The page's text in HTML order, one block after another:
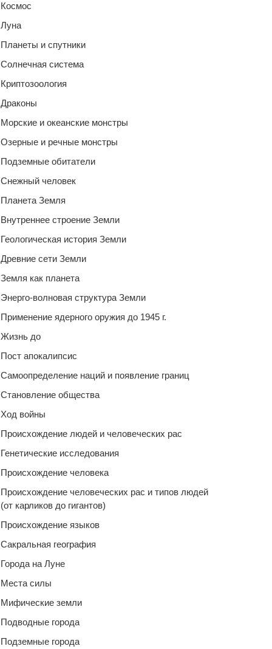
Космос
Луна
Планеты и спутники
Солнечная система
Криптозоология
Драконы
Морские и океанские монстры
Озерные и речные монстры
Подземные обитатели
Снежный человек
Планета Земля
Внутреннее строение Земли
Геологическая история Земли
Древние сети Земли
Земля как планета
Энерго-волновая структура Земли
Применение ядерного оружия до 1945 г.
Жизнь до
Пост апокалипсис
Самоопределение наций и появление границ
Становление общества
Ход войны
Происхождение людей и человеческих рас
Генетические исследования
Происхождение человека
Происхождение человеческих рас и типов людей
(от карликов до гигантов)
Происхождение языков
Сакральная география
Города на Луне
Места силы
Мифические земли
Подводные города
Подземные города